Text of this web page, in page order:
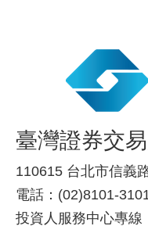
臺灣證券交
110615 台北市信義
電話：(02)8101-
投資人服務中心專線